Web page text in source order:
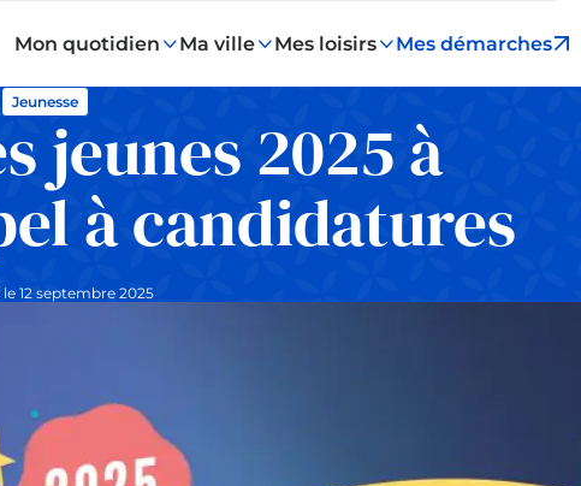
Mon quotidien Ma ville Mes loisirs Mes démarches
jeunes 2025 à
à candidatures
Jeunesse
12 septembre 2025